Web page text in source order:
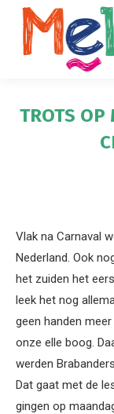
TROTS OP
Vlak na Carnaval
Nederland. Ook
het zuiden het
leek het nog
geen handen
onze elle boog.
werden
Dat gaat met de
gingen op